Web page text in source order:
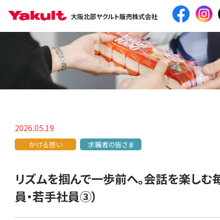
大阪北部ヤクルト販売株式会社
2026.05.19
かける想い 求職者の皆さま
リズムを掴んで一歩前へ。会話を楽しむ
員・若手社員③）